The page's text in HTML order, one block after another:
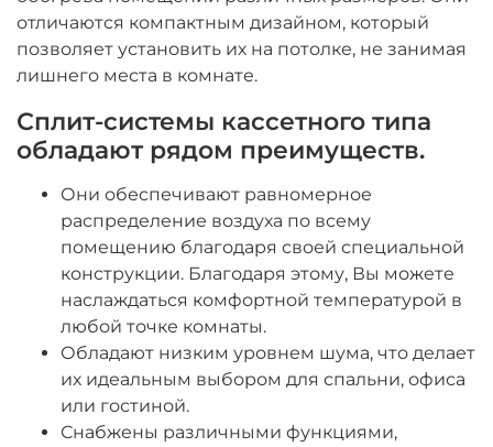
отличаются компактным дизайном, который
позволяет установить их на потолке, не занимая
лишнего места в комнате.
Сплит-системы кассетного типа
обладают рядом преимуществ.
Они обеспечивают равномерное
распределение воздуха по всему
помещению благодаря своей специальной
конструкции. Благодаря этому, Вы можете
наслаждаться комфортной температурой в
любой точке комнаты.
Обладают низким уровнем шума, что делает
их идеальным выбором для спальни, офиса
или гостиной.
Снабжены различными функциями,